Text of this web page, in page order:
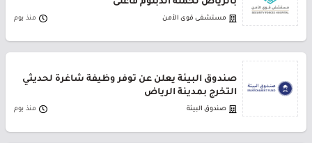
بالرياض لحملة الدبلوم فأعلى
مستشفى قوى الأمن منذ يوم
صندوق البيئة يعلن عن توفر وظيفة شاغرة لحديثي
التخرج بمدينة الرياض
صندوق البيئة منذ يوم